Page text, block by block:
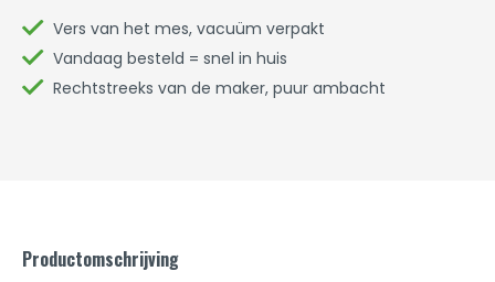
Vers van het mes, vacuüm verpakt
Vandaag besteld = snel in huis
Rechtstreeks van de maker, puur ambacht
Productomschrijving